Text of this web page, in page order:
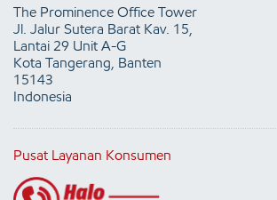
The Prominence Office Tower
Jl. Jalur Sutera Barat Kav. 15,
Lantai 29 Unit A-G
Kota Tangerang, Banten
15143
Indonesia
Pusat Layanan Konsumen